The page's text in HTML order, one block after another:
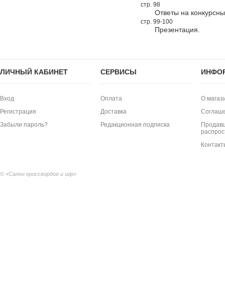
стр. 98
Ответы на
стр. 99-100
Презентация.
ЛИЧНЫЙ КАБИНЕТ
Вход
Регистрация
Забыли пароль?
СЕРВИСЫ
Оплата
Доставка
Редакционная подписка
О
© «Салон кроссвордов и игр»